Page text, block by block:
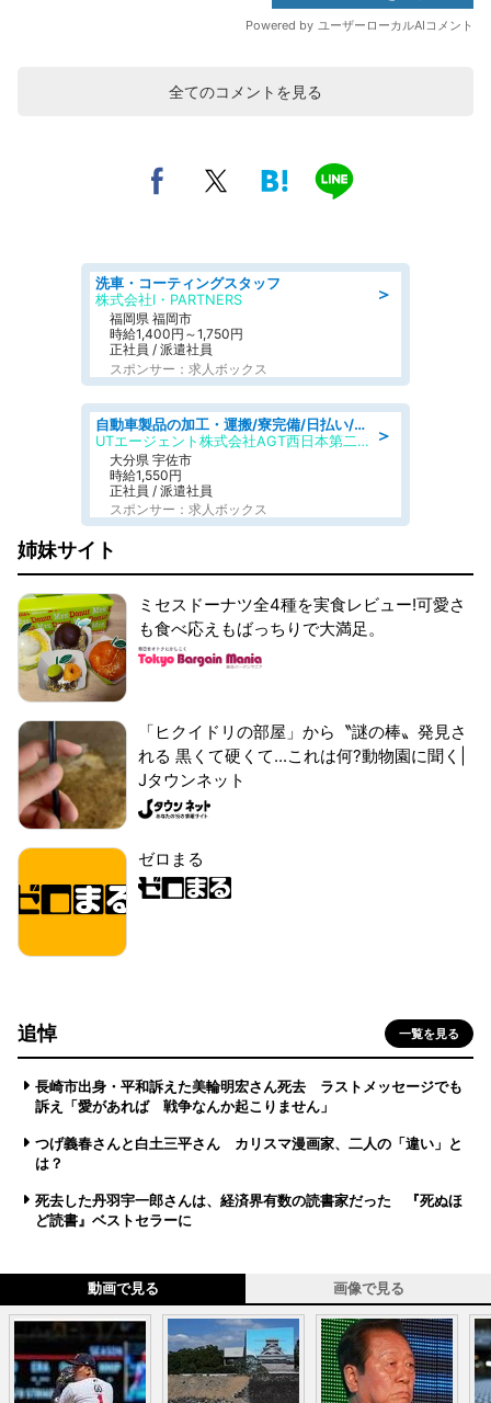
全てのコメントを見る
＞
洗車・コーティングスタッフ
株式会社I・PARTNERS
福岡県 福岡市
時給1,400円～1,750円
正社員 / 派遣社員
スポンサー：求人ボックス
＞
自動車製品の加工・運搬/寮完備/日払い/工場・製造
UTエージェント株式会社AGT西日本第二CU
大分県 宇佐市
時給1,550円
正社員 / 派遣社員
スポンサー：求人ボックス
姉妹サイト
ミセスドーナツ全4種を実食レビュー!可愛さ
も食べ応えもばっちりで大満足。
「ヒクイドリの部屋」から〝謎の棒〟発見さ
れる 黒くて硬くて...これは何?動物園に聞く|
Jタウンネット
ゼロまる
追悼 一覧を見る
長崎市出身・平和訴えた美輪明宏さん死去 ラストメッセージでも
訴え「愛があれば 戦争なんか起こりません」
つげ義春さんと白土三平さん カリスマ漫画家、二人の「違い」と
は？
死去した丹羽宇一郎さんは、経済界有数の読書家だった 『死ぬほ
ど読書』ベストセラーに
動画で見る 画像で見る